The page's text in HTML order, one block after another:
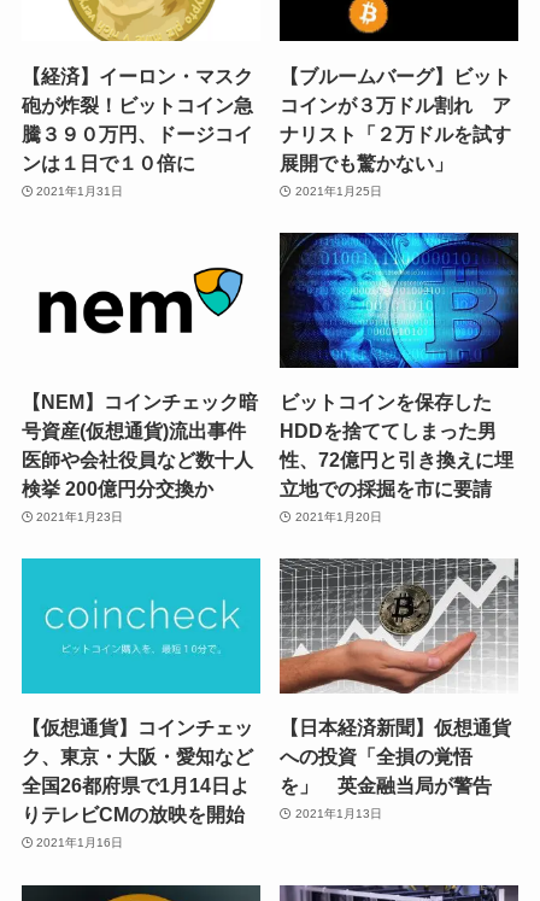
【経済】イーロン・マスク
砲が炸裂！ビットコイン急
騰３９０万円、ドージコイ
ンは１日で１０倍に
2021年1月31日
【ブルームバーグ】ビット
コインが３万ドル割れ ア
ナリスト「２万ドルを試す
展開でも驚かない」
2021年1月25日
【NEM】コインチェック暗
号資産(仮想通貨)流出事件
医師や会社役員など数十人
検挙 200億円分交換か
2021年1月23日
ビットコインを保存した
HDDを捨ててしまった男
性、72億円と引き換えに埋
立地での採掘を市に要請
2021年1月20日
【仮想通貨】コインチェッ
ク、東京・大阪・愛知など
全国26都府県で1月14日よ
りテレビCMの放映を開始
2021年1月16日
【日本経済新聞】仮想通貨
への投資「全損の覚悟
を」 英金融当局が警告
2021年1月13日